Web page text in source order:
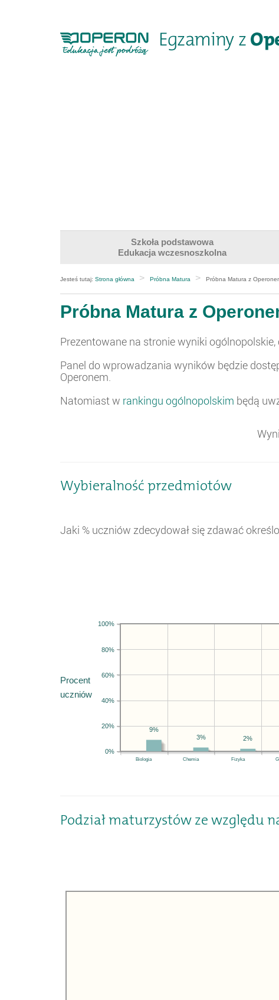
Operon.pl
-
Szkoła podstawowa
Edukacja wczesnoszkolna
Jesteś tutaj: Strona główna Próbna Matura Próbna Matura z
Próbna Matura z
Prezentowane na stronie wyniki
Panel do wprowadzania wyników będzie
Operonem.
Natomiast w rankingu ogólnopolskim będą
Wybieralność przedmiotów
Jaki % uczniów zdecydował się zdawać
Biologia Chemia Fizyka
Procent
uczniów
0%
20%
40%
60%
80%
100%
2%
3%
9%
Podział maturzystów ze względu